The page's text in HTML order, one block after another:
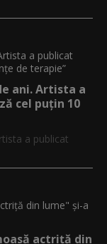
ani. Artista a
cel puțin 10
a publicat
actriță din